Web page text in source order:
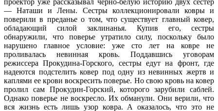
— Наташи и Лены. Сестры коллекционировали ковры и
поверили в преданье о том, что существует главный ковер,
обладающий силой заклинанья. Купив его, сестры
обнаружили, что поверье утратило силу, поскольку было
нарушено главное условие: уже сто лет на ковре не
проливалась невинная кровь. Поддавшись уговорам
режиссера Прокудина-Горского, сестры едут на фронт, где
надеются подстелить ковер под одну из невинных жертв и
каплями ее крови воскресить поверье. Но свою кровь на ковер
пролил сам Прокудин-Горский, которого зарубили саблей.
Однако поверье не воскресло. Их обманули. Они верили, что
вся жизнь есть лишь узор ковра. А оказалось, что это не